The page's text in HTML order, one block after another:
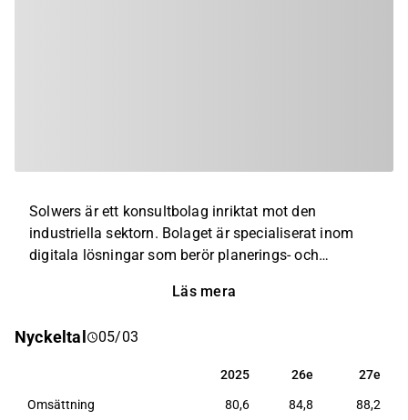
Solwers är ett konsultbolag inriktat mot den
industriella sektorn. Bolaget är specialiserat inom
digitala lösningar som berör planerings- och
inkluderar arkitektur, teknisk konsultation,
samt digitala lösningar. Kunderna finns inom ett
runtom den globala marknaden, med störst närvaro
Läs mera
Nyckeltal 05/03
2025 26e 27e
2025 26e 27e
Omsättning 80,6 84,8 88,2